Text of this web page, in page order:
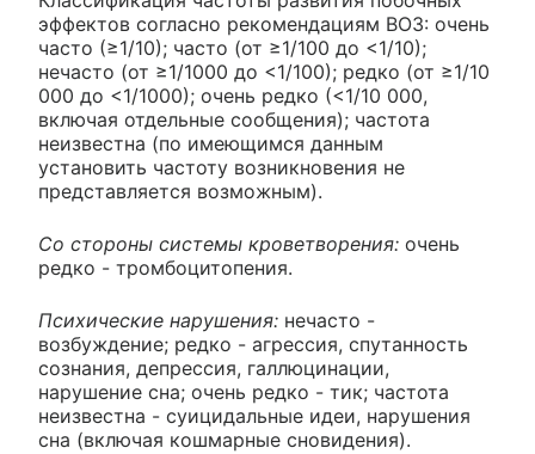
эффектов согласно рекомендациям ВОЗ: очень
часто (≥1/10); часто (от ≥1/100 до <1/10);
нечасто (от ≥1/1000 до <1/100); редко (от ≥1/10
000 до <1/1000); очень редко (<1/10 000,
включая отдельные сообщения); частота
неизвестна (по имеющимся данным
установить частоту возникновения не
представляется возможным).
Со стороны системы кроветворения: очень
редко - тромбоцитопения.
Психические нарушения: нечасто -
возбуждение; редко - агрессия, спутанность
сознания, депрессия, галлюцинации,
нарушение сна; очень редко - тик; частота
неизвестна - суицидальные идеи, нарушения
сна (включая кошмарные сновидения).